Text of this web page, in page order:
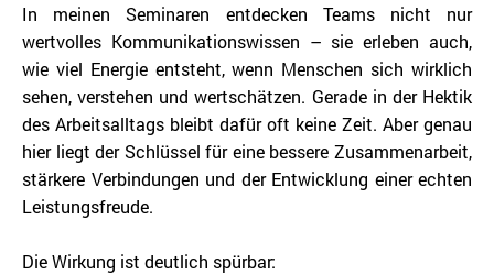
In meinen Seminaren entdecken Teams nicht nur
wertvolles Kommunikationswissen – sie erleben auch,
wie viel Energie entsteht, wenn Menschen sich wirklich
sehen, verstehen und wertschätzen. Gerade in der Hektik
des Arbeitsalltags bleibt dafür oft keine Zeit. Aber genau
hier liegt der Schlüssel für eine bessere Zusammenarbeit,
stärkere Verbindungen und der Entwicklung einer echten
Leistungsfreude.
Die Wirkung ist deutlich spürbar: